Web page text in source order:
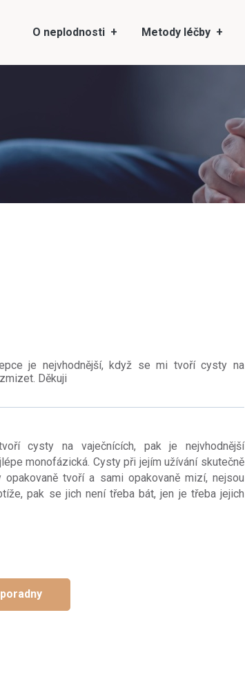
O neplodnosti Metody léčby
je nejvhodnější, když se mi tvoří cysty na
Děkuji
cysty na vaječnících, pak je nejvhodnější
monofázická. Cysty při jejím užívání skutečně
tvoří a sami opakovaně mizí, nejsou
pak se jich není třeba bát, jen je třeba jejich